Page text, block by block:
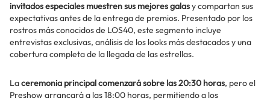
invitados especiales muestren sus mejores galasy compartan sus
expectativas antes de la entrega de premios. Presentado por los
rostros más conocidos de LOS40, este segmento incluye
entrevistas exclusivas, análisis de los looks más destacados y una
cobertura completa de la llegada de las estrellas.
Laceremonia principal comenzará sobre las 20:30 horas, pero el
Preshow arrancará a las 18:00 horas, permitiendo a los